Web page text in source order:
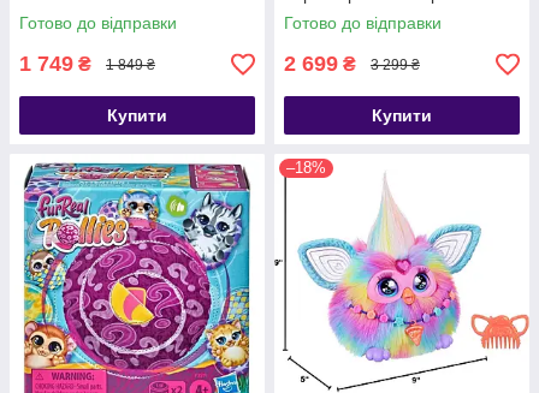
Готово до відправки
1 749 ₴ 1 849 ₴
Купити
4 Mega Minions
Transformation Chamber
Готово до відправки
2 699 ₴ 3 299 ₴
Купити
–18%